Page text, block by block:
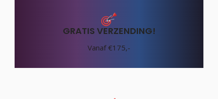
GRATIS VERZENDING!
Vanaf €175,-